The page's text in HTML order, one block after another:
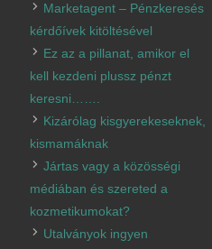
Marketagent – Pénzkeresés
kérdőívek kitöltésével
Ez az a pillanat, amikor el
kell kezdeni plussz pénzt
keresni…….
Kizárólag kisgyerekeseknek,
kismamáknak
Jártas vagy a közösségi
médiában és szereted a
kozmetikumokat?
Utalványok ingyen